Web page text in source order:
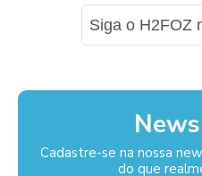
Siga o H2FOZ
Cadastre-se na nossa
do que